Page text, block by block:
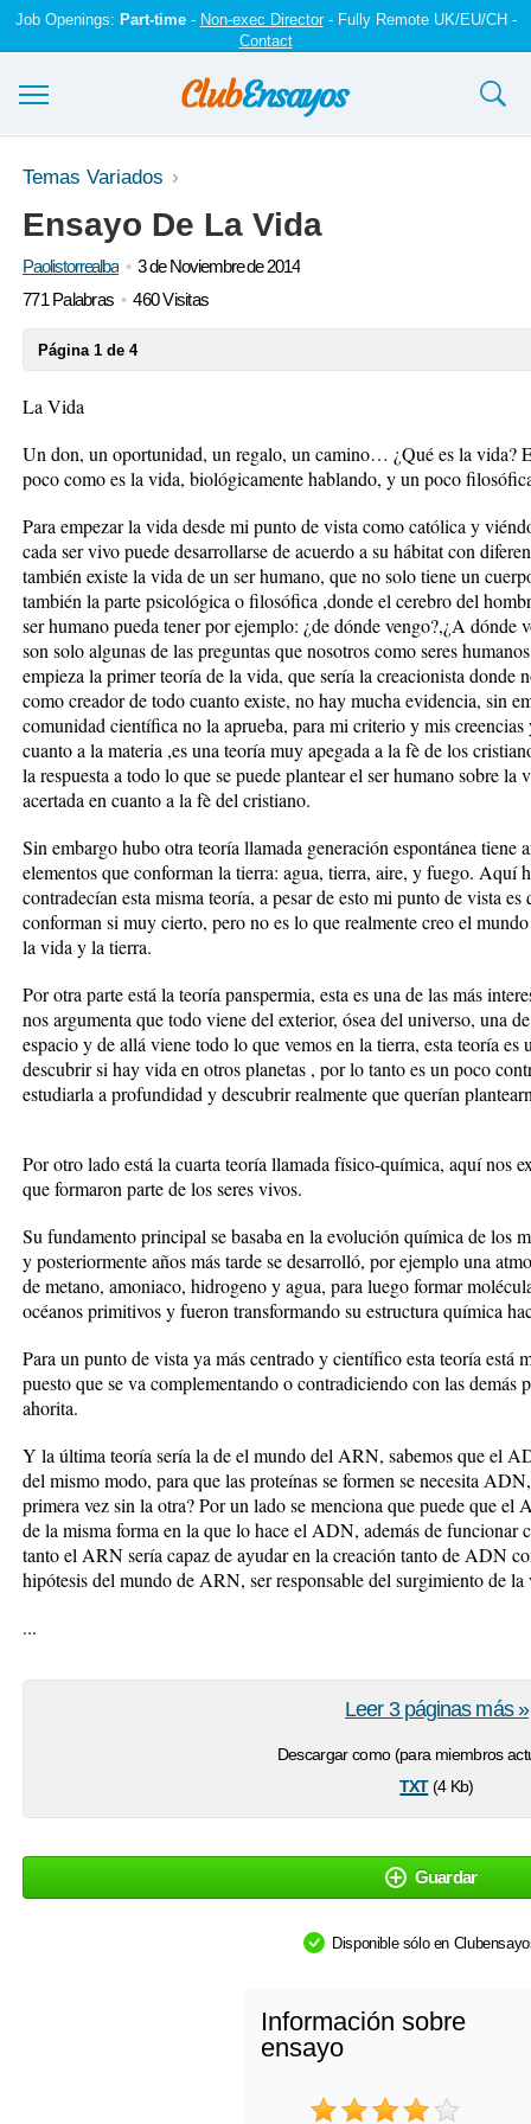
Job Openings: Part-time- Non-exec Director- Fully Remote UK/EU/CH -
Contact
Ensayos y trabajos
Registrarse
Iniciar sesión
Temas Variados
Ensayo De La Vida
Paolistorrealba
3 de Noviembre de 2014
771 Palabras
460 Visitas
Página 1 de 4
La Vida
Un don, un oportunidad, un regalo, un camino… ¿Qué es la vida?
poco como es la vida, biológicamente hablando, y un poco
Para empezar la vida desde mi punto de vista como católica y
cada ser vivo puede desarrollarse de acuerdo a su hábitat con
también existe la vida de un ser humano, que no solo tiene un
también la parte psicológica o filosófica ,donde el cerebro del
ser humano pueda tener por ejemplo: ¿de dónde vengo?,¿A dónde
son solo algunas de las preguntas que nosotros como seres
empieza la primer teoría de la vida, que sería la creacionista donde
como creador de todo cuanto existe, no hay mucha evidencia, sin
comunidad científica no la aprueba, para mi criterio y mis
cuanto a la materia ,es una teoría muy apegada a la fè de los
la respuesta a todo lo que se puede plantear el ser humano sobre
acertada en cuanto a la fè del cristiano.
Sin embargo hubo otra teoría llamada generación espontánea tiene
elementos que conforman la tierra: agua, tierra, aire, y fuego. Aquí
contradecían esta misma teoría, a pesar de esto mi punto de vista
conforman si muy cierto, pero no es lo que realmente creo el
la vida y la tierra.
Por otra parte está la teoría panspermia, esta es una de las más
nos argumenta que todo viene del exterior, ósea del universo, una
espacio y de allá viene todo lo que vemos en la tierra, esta teoría
descubrir si hay vida en otros planetas , por lo tanto es un poco
estudiarla a profundidad y descubrir realmente que querían
Por otro lado está la cuarta teoría llamada físico-química, aquí nos
que formaron parte de los seres vivos.
Su fundamento principal se basaba en la evolución química de los
y posteriormente años más tarde se desarrolló, por ejemplo una
de metano, amoniaco, hidrogeno y agua, para luego formar
océanos primitivos y fueron transformando su estructura química
Para un punto de vista ya más centrado y científico esta teoría está
puesto que se va complementando o contradiciendo con las demás
ahorita.
Y la última teoría sería la de el mundo del ARN, sabemos que el
del mismo modo, para que las proteínas se formen se necesita
primera vez sin la otra? Por un lado se menciona que puede que el
de la misma forma en la que lo hace el ADN, además de funcionar
tanto el ARN sería capaz de ayudar en la creación tanto de ADN
hipótesis del mundo de ARN, ser responsable del surgimiento de
...
Descargar como (para miembros
txt(4 Kb)
Leer 3 páginas más »
Guardar
Disponible sólo en
Información sobre
ensayo